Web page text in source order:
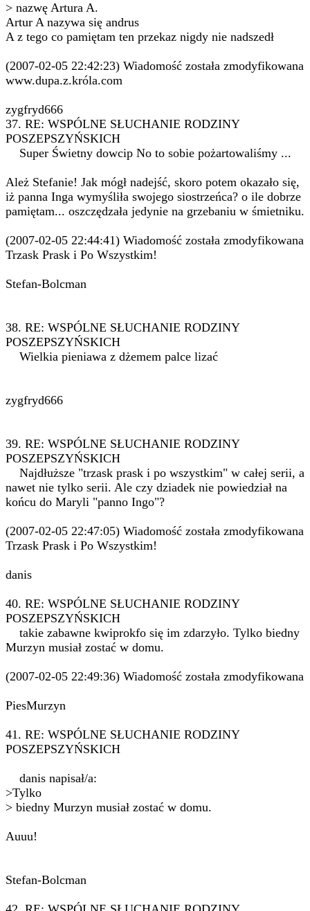
> nazwę Artura A.
Artur A nazywa się andrus
A z tego co pamiętam ten przekaz nigdy nie nadszedł
(2007-02-05 22:42:23) Wiadomość została zmodyfikowana
www.dupa.z.króla.com
zygfryd666
37. RE: WSPÓLNE SŁUCHANIE RODZINY
POSZEPSZYŃSKICH
Super Świetny dowcip No to sobie pożartowaliśmy ...
Ależ Stefanie! Jak mógł nadejść, skoro potem okazało się,
iż panna Inga wymyśliła swojego siostrzeńca? o ile dobrze
pamiętam... oszczędzała jedynie na grzebaniu w śmietniku.
(2007-02-05 22:44:41) Wiadomość została zmodyfikowana
Trzask Prask i Po Wszystkim!
Stefan-Bolcman
38. RE: WSPÓLNE SŁUCHANIE RODZINY
POSZEPSZYŃSKICH
Wielkia pieniawa z dżemem palce lizać
zygfryd666
39. RE: WSPÓLNE SŁUCHANIE RODZINY
POSZEPSZYŃSKICH
Najdłuższe "trzask prask i po wszystkim" w całej serii, a
nawet nie tylko serii. Ale czy dziadek nie powiedział na
końcu do Maryli "panno Ingo"?
(2007-02-05 22:47:05) Wiadomość została zmodyfikowana
Trzask Prask i Po Wszystkim!
danis
40. RE: WSPÓLNE SŁUCHANIE RODZINY
POSZEPSZYŃSKICH
takie zabawne kwiprokfo się im zdarzyło. Tylko biedny
Murzyn musiał zostać w domu.
(2007-02-05 22:49:36) Wiadomość została zmodyfikowana
PiesMurzyn
41. RE: WSPÓLNE SŁUCHANIE RODZINY
POSZEPSZYŃSKICH
danis napisał/a:
>Tylko
> biedny Murzyn musiał zostać w domu.
Auuu!
Stefan-Bolcman